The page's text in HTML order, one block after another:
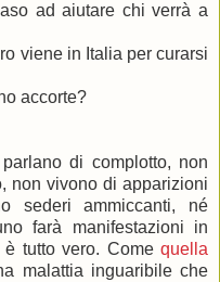
ad aiutare chi verrà a
viene in Italia per curarsi
accorte?
di complotto, non
non vivono di apparizioni
sederi ammiccanti, né
farà manifestazioni in
tutto vero. Come quella
malattia inguaribile che